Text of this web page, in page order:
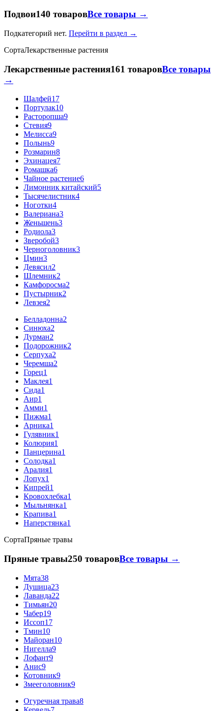
Подвои140 товаровВсе товары →
Подкатегорий нет. Перейти в раздел →
СортаЛекарственные растения
Лекарственные растения161 товаровВсе товары
→
Шалфей17
Портулак10
Расторопша9
Стевия9
Мелисса9
Полынь9
Розмарин8
Эхинацея7
Ромашка6
Чайное растение6
Лимонник китайский5
Тысячелистник4
Ноготки4
Валериана3
Женьшень3
Родиола3
Зверобой3
Черноголовник3
Цмин3
Девясил2
Шлемник2
Камфоросма2
Пустырник2
Левзея2
Белладонна2
Синюха2
Дурман2
Подорожник2
Серпуха2
Черемша2
Горец1
Маклея1
Сида1
Аир1
Амми1
Пижма1
Арника1
Гулявник1
Колюрия1
Панцерина1
Солодка1
Аралия1
Лопух1
Кипрей1
Кровохлебка1
Мыльнянка1
Крапива1
Наперстянка1
СортаПряные травы
Пряные травы250 товаровВсе товары →
Мята38
Душица23
Лаванда22
Тимьян20
Чабер19
Иссоп17
Тмин10
Майоран10
Нигелла9
Лофант9
Анис9
Котовник9
Змееголовник9
Огуречная трава8